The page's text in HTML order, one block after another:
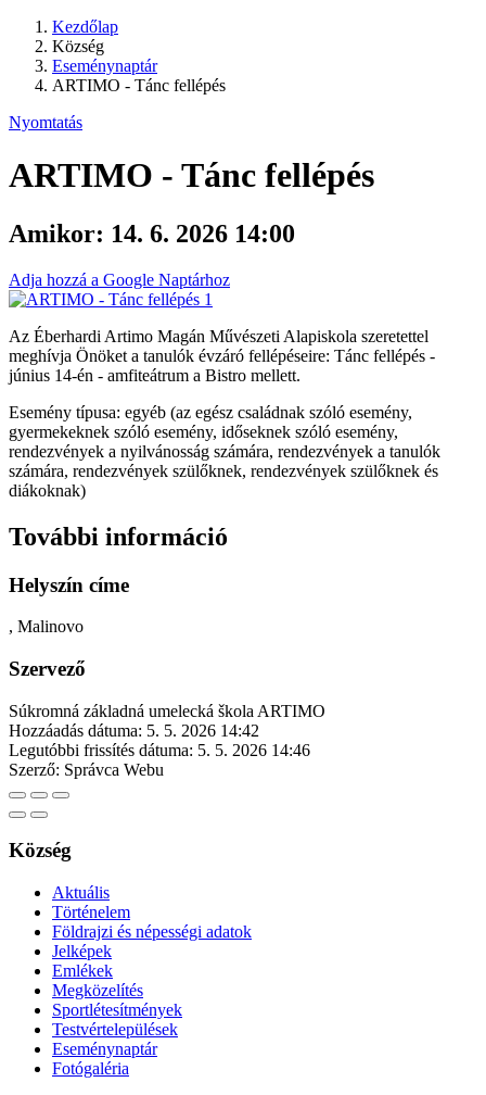
Kezdőlap
Község
Eseménynaptár
ARTIMO - Tánc fellépés
Nyomtatás
ARTIMO - Tánc fellépés
Amikor: 14. 6. 2026 14:00
Adja hozzá a Google Naptárhoz
Az Éberhardi Artimo Magán Művészeti Alapiskola szeretettel
meghívja Önöket a tanulók évzáró fellépéseire: Tánc fellépés -
június 14-én - amfiteátrum a Bistro mellett.
Esemény típusa: egyéb (az egész családnak szóló esemény,
gyermekeknek szóló esemény, időseknek szóló esemény,
rendezvények a nyilvánosság számára, rendezvények a tanulók
számára, rendezvények szülőknek, rendezvények szülőknek és
diákoknak)
További információ
Helyszín címe
, Malinovo
Szervező
Súkromná základná umelecká škola ARTIMO
Hozzáadás dátuma: 5. 5. 2026 14:42
Legutóbbi frissítés dátuma: 5. 5. 2026 14:46
Szerző: Správca Webu
Község
Aktuális
Történelem
Földrajzi és népességi adatok
Jelképek
Emlékek
Megközelítés
Sportlétesítmények
Testvértelepülések
Eseménynaptár
Fotógaléria